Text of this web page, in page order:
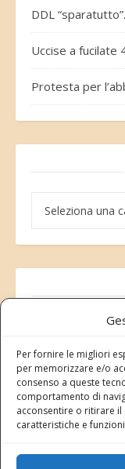
Per fornire le migliori
per memorizzare e/o
consenso a queste
comportamento di
acconsentire o ritirare il
caratteristiche e
DDL “sparatutto”.
Uccise a fucilate
Protesta per
Modifica
Stato attuale: